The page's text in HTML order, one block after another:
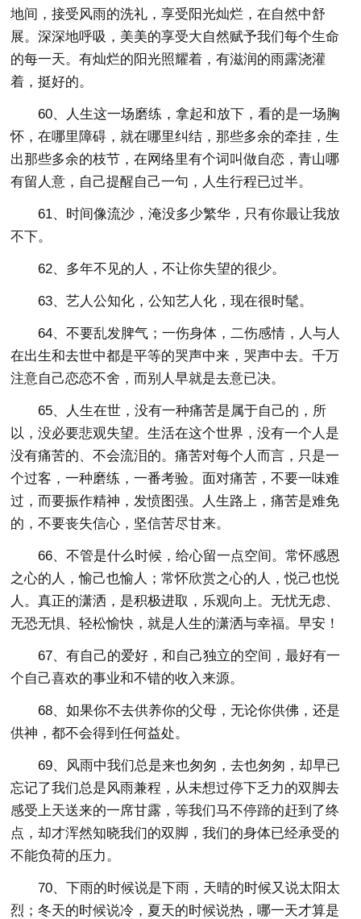
地间，接受风雨的洗礼，享受阳光灿烂，在自然中舒
展。深深地呼吸，美美的享受大自然赋予我们每个生命
的每一天。有灿烂的阳光照耀着，有滋润的雨露浇灌
着，挺好的。
60、人生这一场磨练，拿起和放下，看的是一场胸
怀，在哪里障碍，就在哪里纠结，那些多余的牵挂，生
出那些多余的枝节，在网络里有个词叫做自恋，青山哪
有留人意，自己提醒自己一句，人生行程已过半。
61、时间像流沙，淹没多少繁华，只有你最让我放
不下。
62、多年不见的人，不让你失望的很少。
63、艺人公知化，公知艺人化，现在很时髦。
64、不要乱发脾气；一伤身体，二伤感情，人与人
在出生和去世中都是平等的哭声中来，哭声中去。千万
注意自己恋恋不舍，而别人早就是去意已决。
65、人生在世，没有一种痛苦是属于自己的，所
以，没必要悲观失望。生活在这个世界，没有一个人是
没有痛苦的、不会流泪的。痛苦对每个人而言，只是一
个过客，一种磨练，一番考验。面对痛苦，不要一味难
过，而要振作精神，发愤图强。人生路上，痛苦是难免
的，不要丧失信心，坚信苦尽甘来。
66、不管是什么时候，给心留一点空间。常怀感恩
之心的人，愉己也愉人；常怀欣赏之心的人，悦己也悦
人。真正的潇洒，是积极进取，乐观向上。无忧无虑、
无恐无惧、轻松愉快，就是人生的潇洒与幸福。早安！
67、有自己的爱好，和自己独立的空间，最好有一
个自己喜欢的事业和不错的收入来源。
68、如果你不去供养你的父母，无论你供佛，还是
供神，都不会得到任何益处。
69、风雨中我们总是来也匆匆，去也匆匆，却早已
忘记了我们总是风雨兼程，从未想过停下乏力的双脚去
感受上天送来的一席甘露，等我们马不停蹄的赶到了终
点，却才浑然知晓我们的双脚，我们的身体已经承受的
不能负荷的压力。
70、下雨的时候说是下雨，天晴的时候又说太阳太
烈；冬天的时候说冷，夏天的时候说热，哪一天才算是